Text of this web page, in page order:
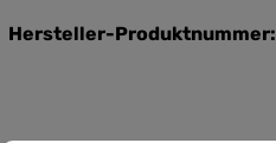
Hersteller-Produktnummer: